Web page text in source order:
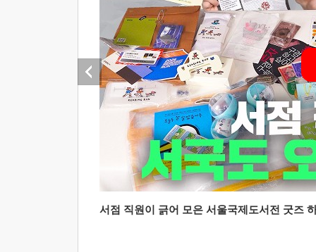
서점 직원이 긁어 모은 서울국제도서전 굿즈